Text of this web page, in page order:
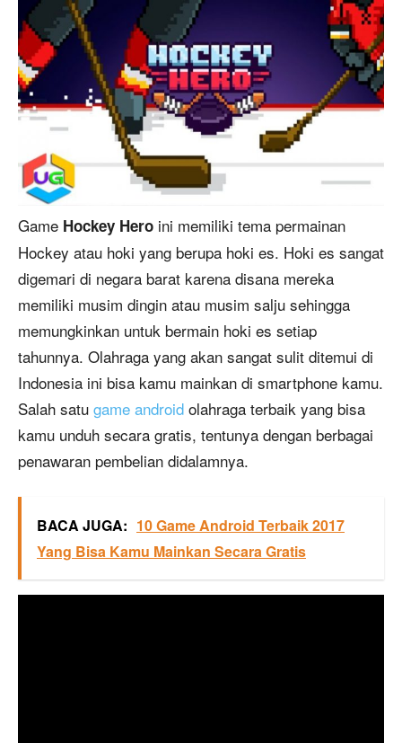
Game Hockey Hero ini memiliki tema permainan
Hockey atau hoki yang berupa hoki es. Hoki es sangat
digemari di negara barat karena disana mereka
memiliki musim dingin atau musim salju sehingga
memungkinkan untuk bermain hoki es setiap
tahunnya. Olahraga yang akan sangat sulit ditemui di
Indonesia ini bisa kamu mainkan di smartphone kamu.
Salah satu game android olahraga terbaik yang bisa
kamu unduh secara gratis, tentunya dengan berbagai
penawaran pembelian didalamnya.
BACA JUGA: 10 Game Android Terbaik 2017
Yang Bisa Kamu Mainkan Secara Gratis